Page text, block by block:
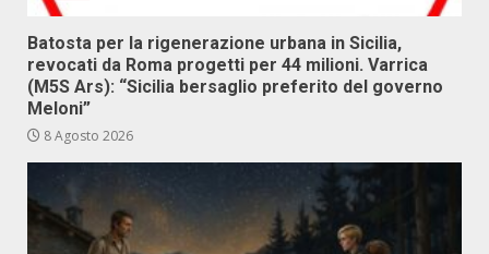
Batosta per la rigenerazione urbana in Sicilia,
revocati da Roma progetti per 44 milioni. Varrica
(M5S Ars): “Sicilia bersaglio preferito del governo
Meloni”
8 Agosto 2026